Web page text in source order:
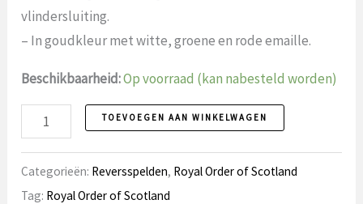
vlindersluiting.
– In goudkleur met witte, groene en rode emaille.
Beschikbaarheid:Op voorraad (kan nabesteld worden)
Reversspeld
57
Royal
Order
TOEVOEGEN AAN WINKELWAGEN
Categorieën: Reversspelden, Royal Order of Scotland
Tag: Royal Order of Scotland